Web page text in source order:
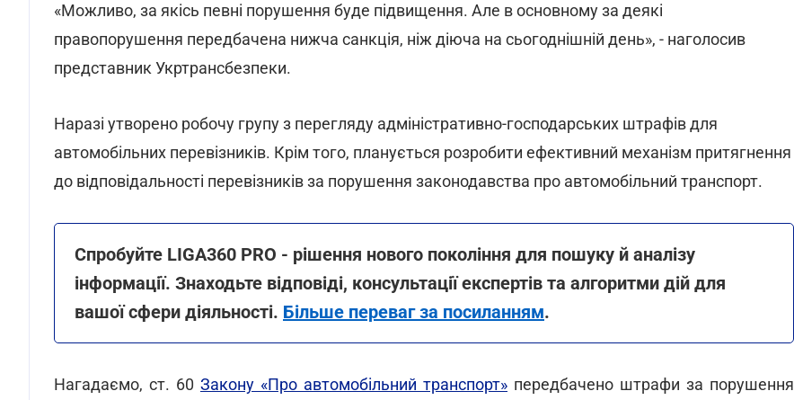
«Можливо, за якісь певні порушення буде підвищення. Але в основному за деякі
правопорушення передбачена нижча санкція, ніж діюча на сьогоднішній день», - наголосив
представник Укртрансбезпеки.
Наразі утворено робочу групу з перегляду адміністративно-господарських штрафів для
автомобільних перевізників. Крім того, планується розробити ефективний механізм притягнення
до відповідальності перевізників за порушення законодавства про автомобільний транспорт.
Спробуйте LIGA360 PRO - рішення нового покоління для пошуку й аналізу
інформації. Знаходьте відповіді, консультації експертів та алгоритми дій для
вашої сфери діяльності. Більше переваг за посиланням.
Нагадаємо, ст. 60 Закону «Про автомобільний транспорт» передбачено штрафи за порушення